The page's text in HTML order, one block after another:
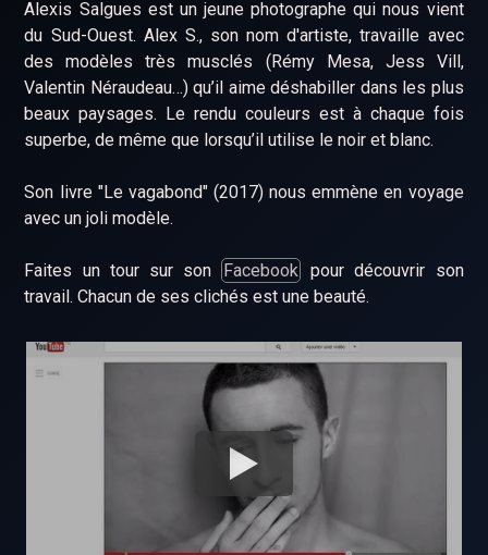
Alexis Salgues est un jeune photographe qui nous vient
du Sud-Ouest. Alex S., son nom d'artiste, travaille avec
des modèles très musclés (Rémy Mesa, Jess Vill,
Valentin Néraudeau…) qu’il aime déshabiller dans les plus
beaux paysages. Le rendu couleurs est à chaque fois
superbe, de même que lorsqu’il utilise le noir et blanc.
Son livre "Le vagabond" (2017) nous emmène en voyage
avec un joli modèle.
Faites un tour sur son Facebook
pour découvrir son
travail. Chacun de ses clichés est une beauté.